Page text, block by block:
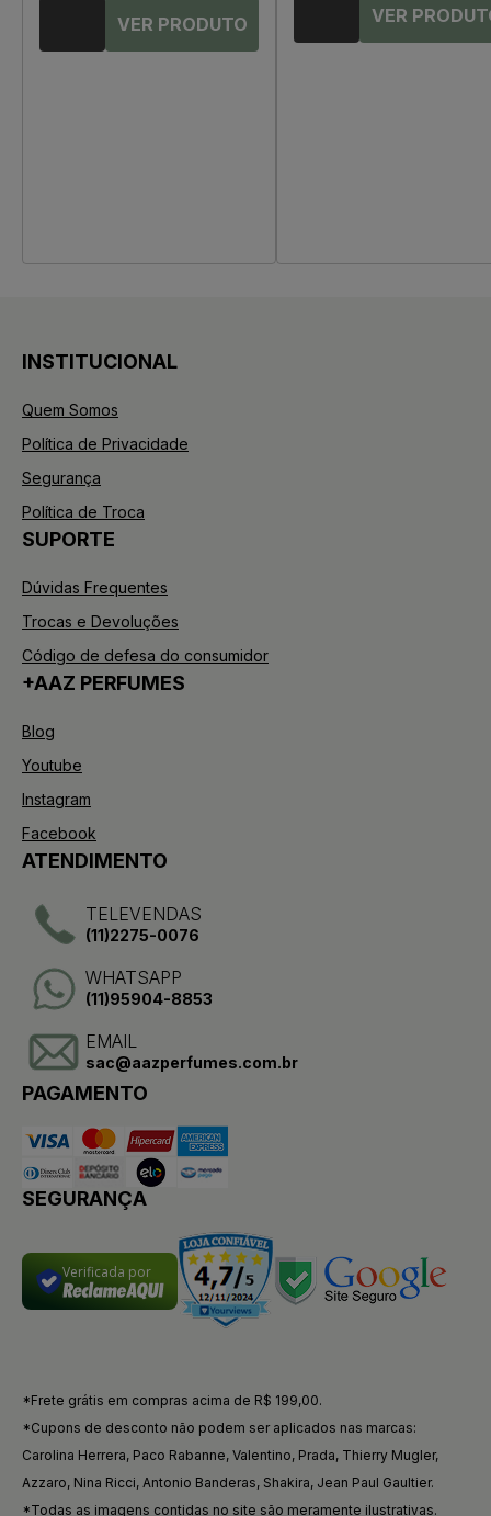
INSTITUCIONAL
Quem Somos
Política de Privacidade
Segurança
Política de Troca
SUPORTE
Dúvidas Frequentes
Trocas e Devoluções
Código de defesa do consumidor
+AAZ PERFUMES
Blog
Youtube
Instagram
Facebook
ATENDIMENTO
TELEVENDAS
(11)2275-0076
WHATSAPP
(11)95904-8853
EMAIL
sac@aazperfumes.com.br
PAGAMENTO
SEGURANÇA
Verificada por
*Frete grátis em compras acima de R$ 199,00.
*Cupons de desconto não podem ser aplicados nas marcas:
Carolina Herrera, Paco Rabanne, Valentino, Prada, Thierry Mugler,
Azzaro, Nina Ricci, Antonio Banderas, Shakira, Jean Paul Gaultier.
*Todas as imagens contidas no site são meramente ilustrativas.